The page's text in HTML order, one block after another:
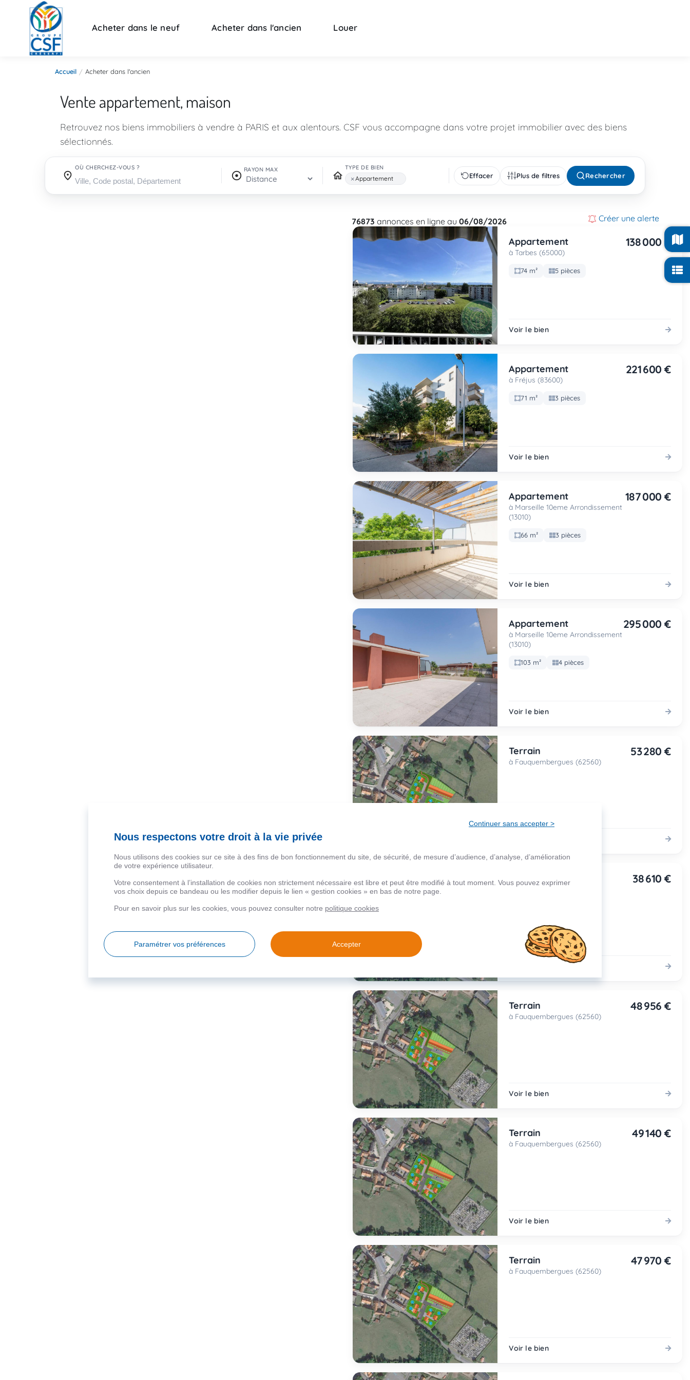
Acheter dans le neuf Acheter dans l'ancien Louer
Accueil Acheter dans l'ancien
Vente appartement, maison
Retrouvez nos biens immobiliers à vendre à PARIS et aux alentours. CSF vous accompagne dans votre projet immobilier avec des biens
sélectionnés.
OÙ CHERCHEZ-VOUS ?
Où cherchez-vous ?
RAYON MAX TYPE DE BIEN
×Appartement Effacer Plus de filtres Rechercher
76873 annonces en ligne au06/08/2026 Créer une alerte
Appartement
à Tarbes (65000)
138 000 €
74 m² 5 pièces
Voir le bien
Appartement
à Fréjus (83600)
221 600 €
71 m² 3 pièces
Voir le bien
Appartement
à Marseille 10eme Arrondissement
(13010)
187 000 €
66 m² 3 pièces
Voir le bien
Appartement
à Marseille 10eme Arrondissement
(13010)
295 000 €
103 m² 4 pièces
Voir le bien
Terrain
à Fauquembergues (62560)
53 280 €
à Fauquembergues (62560)
38 610 €
Terrain
à Fauquembergues (62560)
48 956 €
Voir le bien
Terrain
à Fauquembergues (62560)
49 140 €
Voir le bien
Terrain
à Fauquembergues (62560)
47 970 €
Voir le bien
Continuer sans accepter >
Nous respectons votre droit à la vie privée
Nous utilisons des cookies sur ce site à des fins de bon fonctionnement du site, de sécurité, de mesure d’audience, d’analyse, d’amélioration
de votre expérience utilisateur.
Votre consentement à l’installation de cookies non strictement nécessaire est libre et peut être modifié à tout moment. Vous pouvez exprimer
vos choix depuis ce bandeau ou les modifier depuis le lien « gestion cookies » en bas de notre page.
Pour en savoir plus sur les cookies, vous pouvez consulter notre politique cookies
Paramétrer vos préférences Accepter